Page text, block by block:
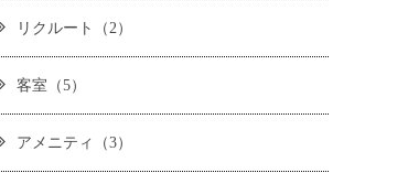
リクルート（2）
客室（5）
アメニティ（3）